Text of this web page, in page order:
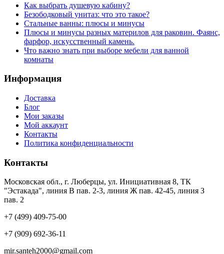
Как выбрать душевую кабину?
Безободковый унитаз: что это такое?
Стальные ванны: плюсы и минусы
Плюсы и минусы разных материлов для раковин. Фаянс,
фарфор, искусственный камень.
Что важно знать при выборе мебели для ванной
комнаты
Информация
Доставка
Блог
Мои заказы
Мой аккаунт
Контакты
Политика конфиденциальности
Контакты
Московская обл., г. Люберцы, ул. Инициативная 8, ТК
"Эстакада", линия В пав. 2-3, линия Ж пав. 42-45, линия З
пав. 2
+7 (499) 409-75-00
+7 (909) 692-36-11
mir.santeh2000@gmail.com